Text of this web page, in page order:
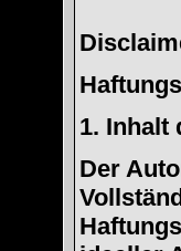
1. Inhalt
Der